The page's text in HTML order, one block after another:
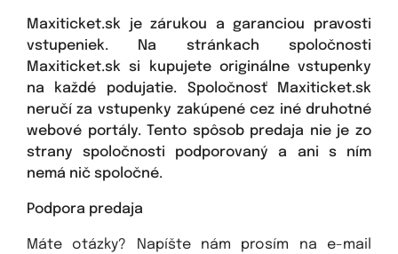
Maxiticket.sk je zárukou a garanciou pravosti
vstupeniek. Na stránkach spoločnosti
Maxiticket.sk si kupujete originálne vstupenky
na každé podujatie. Spoločnosť Maxiticket.sk
neručí za vstupenky zakúpené cez iné druhotné
webové portály. Tento spôsob predaja nie je zo
strany spoločnosti podporovaný a ani s ním
nemá nič spoločné.
Podpora predaja
Máte otázky? Napíšte nám prosím na e-mail